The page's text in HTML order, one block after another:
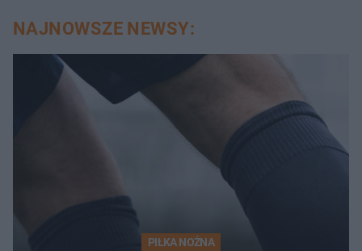
NAJNOWSZE NEWSY:
PIŁKA NOŻNA